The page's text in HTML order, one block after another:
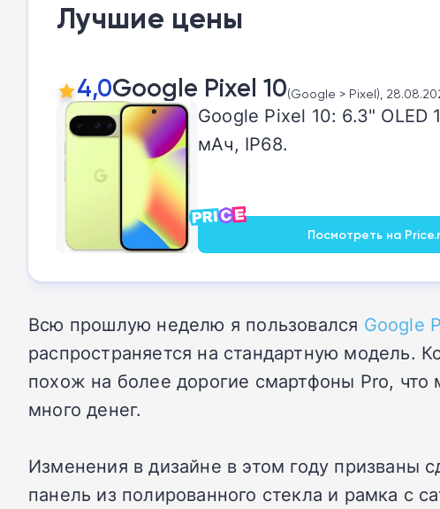
Лучшие цены
4,0Google Pixel 10(Google > Pixel),
Google Pixel 10: 6.3"
мАч, IP68.
Посмотреть на
Всю прошлую неделю я пользовался Google
распространяется на стандартную модель.
похож на более дорогие смартфоны Pro, что
много денег.
Изменения в дизайне в этом году призваны
панель из полированного стекла и рамка с